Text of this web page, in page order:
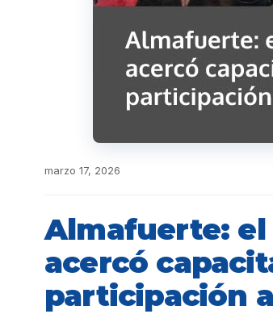
marzo 17, 2026
Almafuerte: el
acercó
participación